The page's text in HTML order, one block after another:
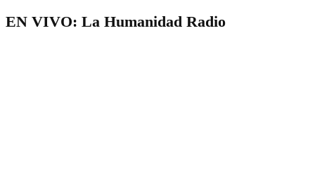
EN VIVO: La Humanidad Radio